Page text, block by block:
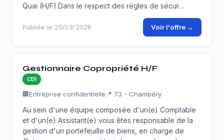
Quai (H/F).Dans le respect des règles de sécur…
Publiée le 25/03/2026 Voir l'offre →
Gestionnaire Copropriété H/F
CDI
🏢Entreprise confidentielle 📍 73 - Chambéry
Au sein d'une équipe composée d'un(e) Comptable
et d'un(e) Assistant(e) vous êtes responsable de la
gestion d'un portefeuille de biens, en charge de